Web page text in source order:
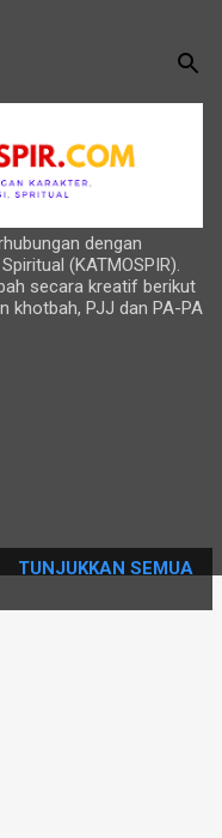
dengan
(KATMOSPIR).
secara kreatif berikut
khotbah, PJJ dan PA-PA
TUNJUKKAN SEMUA